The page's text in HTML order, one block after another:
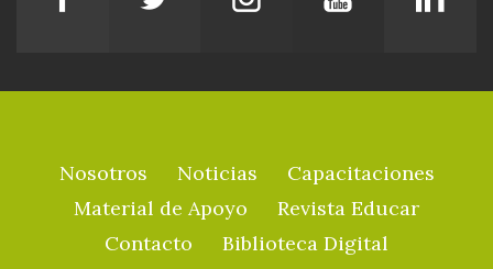
Nosotros Noticias
Capacitaciones
Material de Apoyo
Revista Educar
Contacto
Biblioteca Digital